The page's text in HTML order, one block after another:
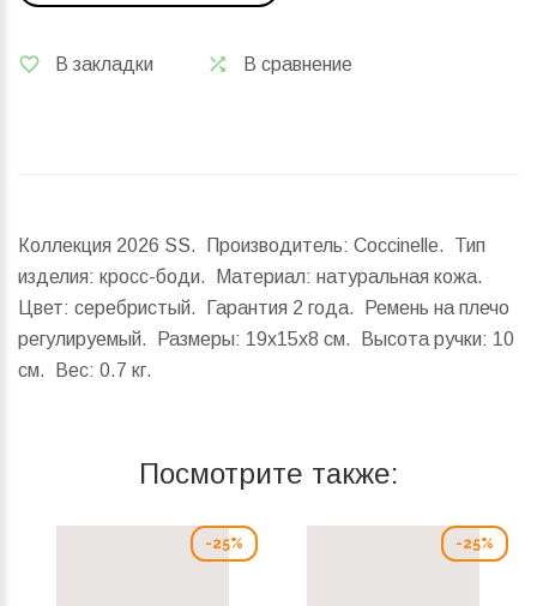
В закладки В сравнение
Коллекция 2026 SS. Производитель: Coccinelle. Тип
изделия: кросс-боди. Материал: натуральная кожа.
Цвет: серебристый. Гарантия 2 года. Ремень на плечо
регулируемый.
Размеры: 19x15x8 см. Высота ручки: 10
см.
Вес: 0.7 кг.
Посмотрите также:
-25% -25%